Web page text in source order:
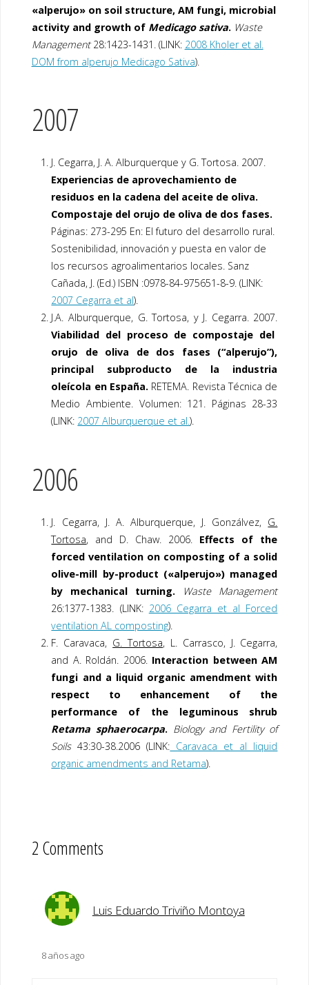
«alperujo» on soil structure, AM fungi, microbial
activity and growth of Medicago sativa. Waste
Management28:1423-1431. (LINK: 2008 Kholer et al.
DOM from alperujo Medicago Sativa).
2007
J. Cegarra, J. A. Alburquerque y G. Tortosa. 2007.
Experiencias de aprovechamiento de
residuos en la cadena del aceite de oliva.
Compostaje del orujo de oliva de dos fases.
Páginas: 273-295 En: El futuro del desarrollo rural.
Sostenibilidad, innovación y puesta en valor de
los recursos agroalimentarios locales. Sanz
Cañada, J. (Ed.) ISBN :0978-84-975651-8-9. (LINK:
2007 Cegarra et al).
J.A. Alburquerque, G. Tortosa, y J. Cegarra. 2007.
Viabilidad del proceso de compostaje del
orujo de oliva de dos fases (“alperujo”),
principal subproducto de la industria
oleícola en España. RETEMA. Revista Técnica de
Medio Ambiente. Volumen: 121. Páginas 28-33
(LINK: 2007 Alburquerque et al.).
2006
J. Cegarra, J. A. Alburquerque, J. Gonzálvez, G.
Tortosa, and D. Chaw. 2006. Effects of the
forced ventilation on composting of a solid
olive-mill by-product («alperujo») managed
by mechanical turning.
Waste Management
26:1377-1383. (LINK: 2006 Cegarra et al Forced
ventilation AL composting).
F. Caravaca, G. Tortosa, L. Carrasco, J. Cegarra,
and A. Roldán. 2006. Interaction between AM
fungi and a liquid organic amendment with
respect to enhancement of the
performance of the leguminous shrub
Retama sphaerocarpa. Biology and Fertility of
Soils43:30-38.2006 (LINK: Caravaca et al liquid
organic amendments and Retama).
2 Comments
Luis Eduardo Triviño Montoya
8 años ago